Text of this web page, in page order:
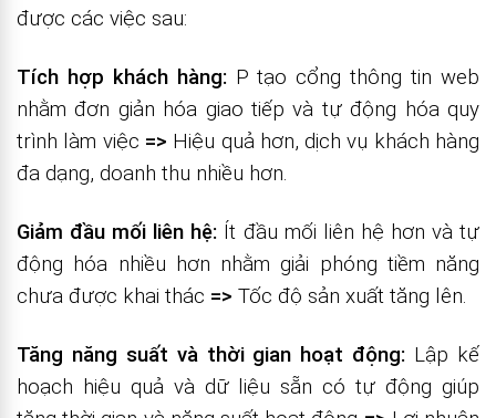
được các việc sau:
Tích hợp khách hàng: P tạo cổng thông tin web
nhằm đơn giản hóa giao tiếp và tự động hóa quy
trình làm việc => Hiệu quả hơn, dịch vụ khách hàng
đa dạng, doanh thu nhiều hơn.
Giảm đầu mối liên hệ: Ít đầu mối liên hệ hơn và tự
động hóa nhiều hơn nhằm giải phóng tiềm năng
chưa được khai thác => Tốc độ sản xuất tăng lên.
Tăng năng suất và thời gian hoạt động: Lập kế
hoạch hiệu quả và dữ liệu sẵn có tự động giúp